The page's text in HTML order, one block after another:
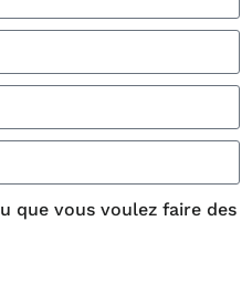
que vous voulez faire des